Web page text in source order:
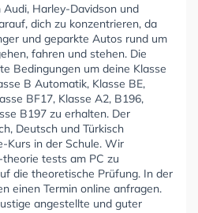
Harley-Davidson und
dich zu konzentrieren, da
und geparkte Autos rund um
fahren und stehen. Die
Bedingungen um deine Klasse
B Automatik, Klasse BE,
BF17, Klasse A2, B196,
B197 zu erhalten. Der
Deutsch und Türkisch
Kurs in der Schule. Wir
tests am PC zu
die theoretische Prüfung. In der
einen Termin online anfragen.
angestellte und guter